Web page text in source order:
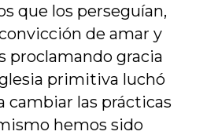
que los perseguían,
de amar y
proclamando gracia
primitiva luchó
cambiar las prácticas
hemos sido